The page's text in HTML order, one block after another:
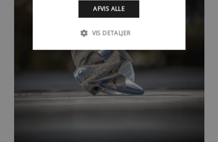
AFVIS ALLE
VIS DETALJER